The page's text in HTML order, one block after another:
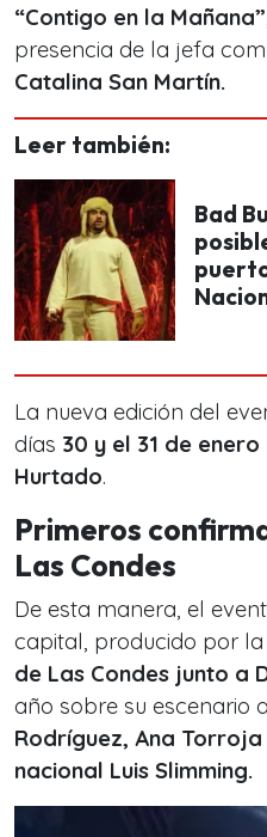
“Contigo en la Mañana”
presencia de la jefa
Catalina San Martín.
Leer también:
Bad
La nueva edición del
días 30 y el 31 de
Hurtado.
Primeros
Las Condes
De esta manera, el
capital, producido por la
de Las Condes junto a
año sobre su escenario a
Rodríguez, Ana
nacional Luis Slimming.